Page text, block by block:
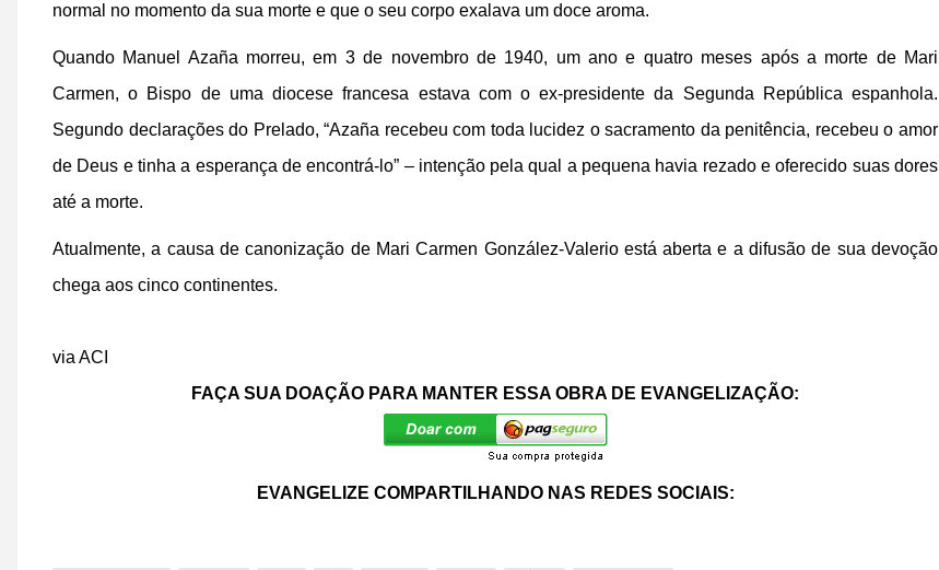
normal no momento da sua morte e que o seu corpo exalava um doce aroma.
Quando Manuel Azaña morreu, em 3 de novembro de 1940, um ano e quatro meses após a morte de Mari
Carmen, o Bispo de uma diocese francesa estava com o ex-presidente da Segunda República espanhola.
Segundo declarações do Prelado, “Azaña recebeu com toda lucidez o sacramento da penitência, recebeu o amor
de Deus e tinha a esperança de encontrá-lo” – intenção pela qual a pequena havia rezado e oferecido suas dores
até a morte.
Atualmente, a causa de canonização de Mari Carmen González-Valerio está aberta e a difusão de sua devoção
chega aos cinco continentes.
via ACI
FAÇA SUA DOAÇÃO PARA MANTER ESSA OBRA DE EVANGELIZAÇÃO:
EVANGELIZE COMPARTILHANDO NAS REDES SOCIAIS: